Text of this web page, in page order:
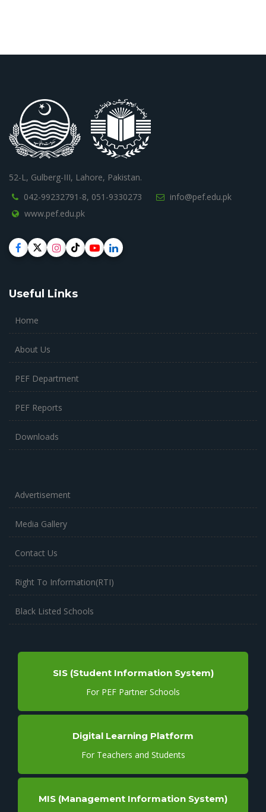
52-L, Gulberg-III, Lahore, Pakistan.
042-99232791-8, 051-9330273
info@pef.edu.pk
www.pef.edu.pk
Useful Links
Home
About Us
PEF Department
PEF Reports
Downloads
Advertisement
Media Gallery
Contact Us
Right To Information(RTI)
Black Listed Schools
SIS (Student Information System)
For PEF Partner Schools
Digital Learning Platform
For Teachers and Students
MIS (Management Information System)